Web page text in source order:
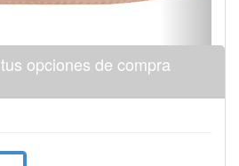
opciones de compra